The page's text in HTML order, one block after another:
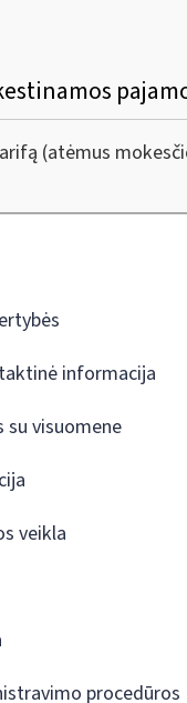
(atėmus
informacija
su visuomene
veikla
procedūros